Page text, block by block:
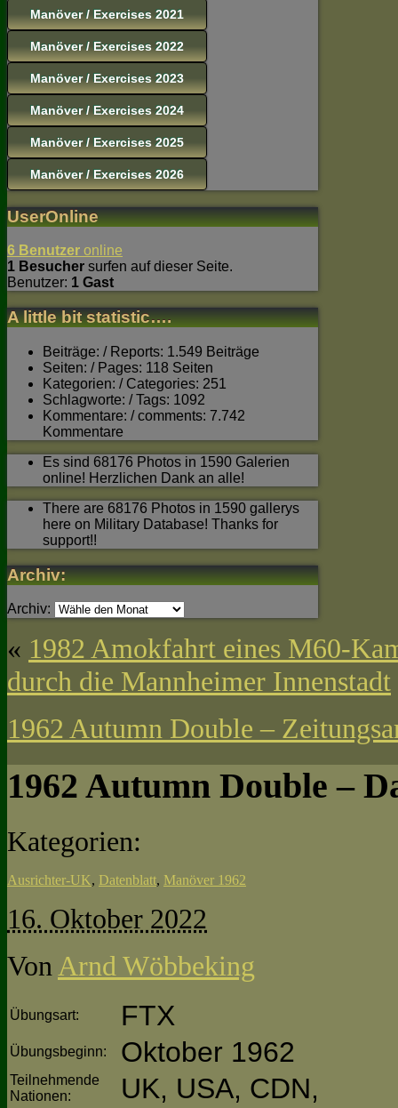
Manöver / Exercises 2021
Manöver / Exercises 2022
Manöver / Exercises 2023
Manöver / Exercises 2024
Manöver / Exercises 2025
Manöver / Exercises 2026
UserOnline
6 Benutzer online
1 Besucher surfen auf dieser Seite.
Benutzer: 1 Gast
A little bit statistic….
Beiträge: / Reports: 1.549 Beiträge
Seiten: / Pages: 118 Seiten
Kategorien: / Categories: 251
Schlagworte: / Tags: 1092
Kommentare: / comments: 7.742
Kommentare
Es sind 68176 Photos in 1590 Galerien
online! Herzlichen Dank an alle!
There are 68176 Photos in 1590 gallerys
here on Military Database! Thanks for
support!!
Archiv:
Archiv:
« 1982 Amokfahrt eines M60-
durch die Mannheimer Innenstadt
1962 Autumn Double –
1962 Autumn Double –
Kategorien:
Ausrichter-UK, Datenblatt, Manöver 1962
16. Oktober 2022
Von Arnd Wöbbeking
Übungsart: FTX
Übungsbeginn: Oktober 1962
Teilnehmende
Nationen:
UK, USA, CDN,